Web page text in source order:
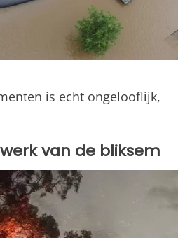
is echt ongelooflijk,
van de bliksem